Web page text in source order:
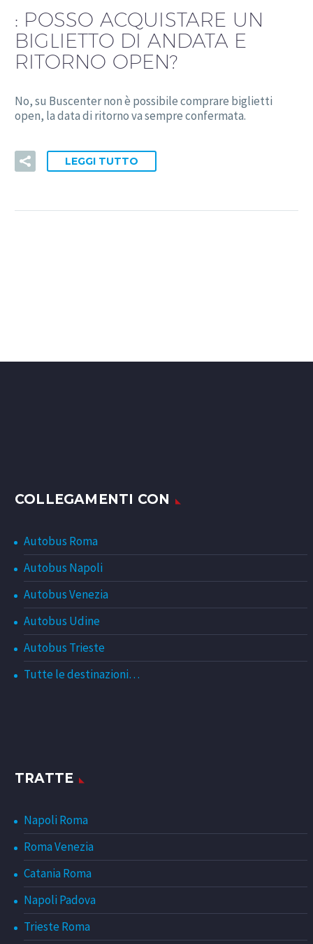
: POSSO ACQUISTARE UN
BIGLIETTO DI ANDATA E
RITORNO OPEN?
No, su Buscenter non è possibile comprare biglietti
open, la data di ritorno va sempre confermata.
LEGGI TUTTO
COLLEGAMENTI CON
Autobus Roma
Autobus Napoli
Autobus Venezia
Autobus Udine
Autobus Trieste
Tutte le destinazioni…
TRATTE
Napoli Roma
Roma Venezia
Catania Roma
Napoli Padova
Trieste Roma